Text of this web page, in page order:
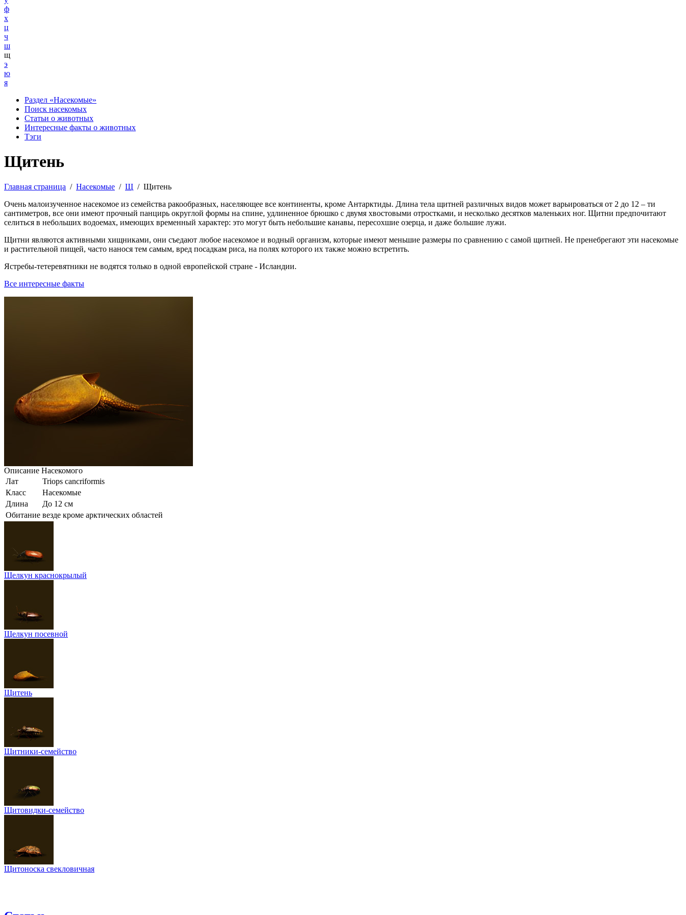
ф
х
ц
ч
ш
щ
э
ю
я
Раздел «Насекомые»
Поиск насекомых
Статьи о животных
Интересные факты о животных
Тэги
Щитень
Главная страница / Насекомые / Щ / Щитень
Очень малоизученное насекомое из семейства ракообразных, населяющее все континенты, кроме Антарктиды. Длина тела щитней различных видов может варьироваться от 2 до 12 – ти
сантиметров, все они имеют прочный панцирь округлой формы на спине, удлиненное брюшко с двумя хвостовыми отростками, и несколько десятков маленьких ног. Щитни предпочитают
селиться в небольших водоемах, имеющих временный характер: это могут быть небольшие канавы, пересохшие озерца, и даже большие лужи.
Щитни являются активными хищниками, они съедают любое насекомое и водный организм, которые имеют меньшие размеры по сравнению с самой щитней. Не пренебрегают эти насекомые
и растительной пищей, часто нанося тем самым, вред посадкам риса, на полях которого их также можно встретить.
Ястребы-тетеревятники не водятся только в одной европейской стране - Исландии.
Все интересные факты
Описание Насекомого
Лат
Triops cancriformis
Класс
Насекомые
Длина
До 12 см
Обитание везде кроме арктических областей
Щелкун краснокрылый
Щелкун посевной
Щитень
Щитники-семейство
Щитовидки-семейство
Щитоноска свекловичная